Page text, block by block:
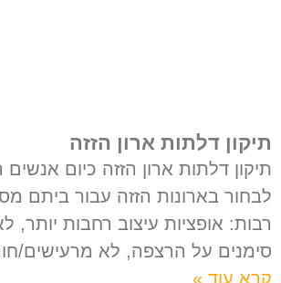
תיקון דלתות ארון הזזה
תיקון דלתות ארון הזזה כיום
לבחור בארונות הזזה עבור ביתם
רבות: אופציות עיצוב רחבות יותר,
סימנים על הרצפה, לא מרעישים/
קרא עוד »